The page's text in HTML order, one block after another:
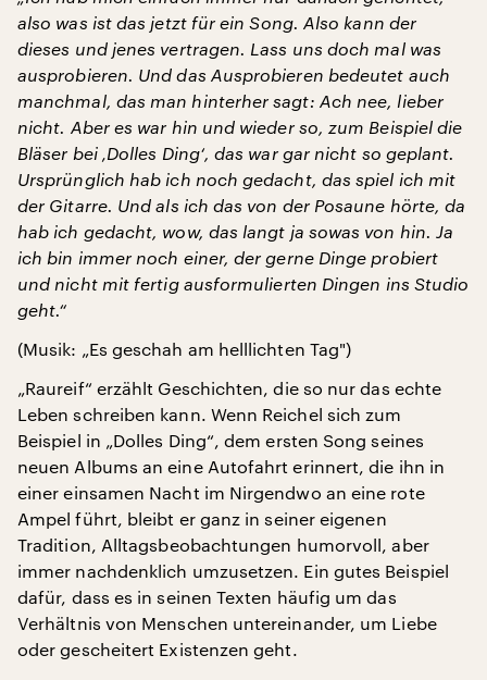
also was ist das jetzt für ein Song. Also kann der
dieses und jenes vertragen. Lass uns doch mal was
ausprobieren. Und das Ausprobieren bedeutet auch
manchmal, das man hinterher sagt: Ach nee, lieber
nicht. Aber es war hin und wieder so, zum Beispiel die
Bläser bei ‚Dolles Ding‘, das war gar nicht so geplant.
Ursprünglich hab ich noch gedacht, das spiel ich mit
der Gitarre. Und als ich das von der Posaune hörte, da
hab ich gedacht, wow, das langt ja sowas von hin. Ja
ich bin immer noch einer, der gerne Dinge probiert
und nicht mit fertig ausformulierten Dingen ins Studio
geht.“
(Musik: „Es geschah am helllichten Tag")
„Raureif“ erzählt Geschichten, die so nur das echte
Leben schreiben kann. Wenn Reichel sich zum
Beispiel in „Dolles Ding“, dem ersten Song seines
neuen Albums an eine Autofahrt erinnert, die ihn in
einer einsamen Nacht im Nirgendwo an eine rote
Ampel führt, bleibt er ganz in seiner eigenen
Tradition, Alltagsbeobachtungen humorvoll, aber
immer nachdenklich umzusetzen. Ein gutes Beispiel
dafür, dass es in seinen Texten häufig um das
Verhältnis von Menschen untereinander, um Liebe
oder gescheitert Existenzen geht.